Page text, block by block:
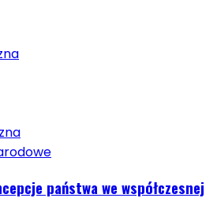
państwa we współczesnej